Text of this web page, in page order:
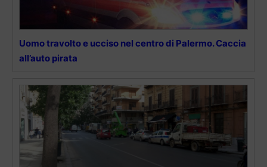
Uomo travolto e ucciso nel centro di Palermo. Caccia
all’auto pirata